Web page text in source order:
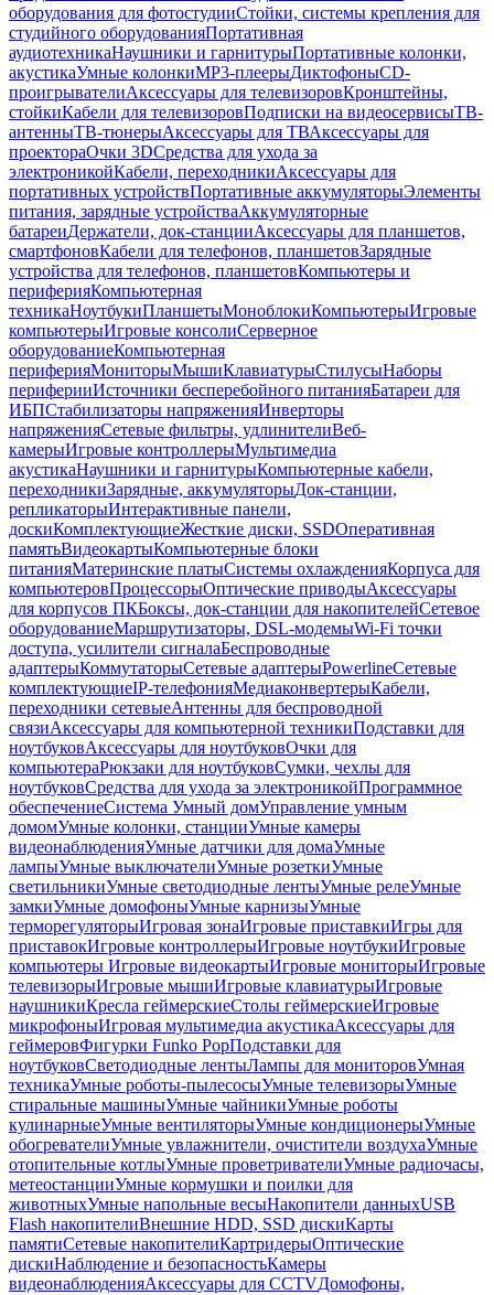
оборудования для фотостудииСтойки, системы крепления для
студийного оборудованияПортативная
аудиотехникаНаушники и гарнитурыПортативные колонки,
акустикаУмные колонкиMP3-плеерыДиктофоныCD-
проигрывателиАксессуары для телевизоровКронштейны,
стойкиКабели для телевизоровПодписки на видеосервисыТВ-
антенныТВ-тюнерыАксессуары для ТВАксессуары для
проектораОчки 3DСредства для ухода за
электроникойКабели, переходникиАксессуары для
портативных устройствПортативные аккумуляторыЭлементы
питания, зарядные устройстваАккумуляторные
батареиДержатели, док-станцииАксессуары для планшетов,
смартфоновКабели для телефонов, планшетовЗарядные
устройства для телефонов, планшетовКомпьютеры и
периферияКомпьютерная
техникаНоутбукиПланшетыМоноблокиКомпьютерыИгровые
компьютерыИгровые консолиСерверное
оборудованиеКомпьютерная
периферияМониторыМышиКлавиатурыСтилусыНаборы
периферииИсточники бесперебойного питанияБатареи для
ИБПСтабилизаторы напряженияИнверторы
напряженияСетевые фильтры, удлинителиВеб-
камерыИгровые контроллерыМультимедиа
акустикаНаушники и гарнитурыКомпьютерные кабели,
переходникиЗарядные, аккумуляторыДок-станции,
репликаторыИнтерактивные панели,
доскиКомплектующиеЖесткие диски, SSDОперативная
памятьВидеокартыКомпьютерные блоки
питанияМатеринские платыСистемы охлажденияКорпуса для
компьютеровПроцессорыОптические приводыАксессуары
для корпусов ПКБоксы, док-станции для накопителейСетевое
оборудованиеМаршрутизаторы, DSL-модемыWi-Fi точки
доступа, усилители сигналаБеспроводные
адаптерыКоммутаторыСетевые адаптерыPowerlineСетевые
комплектующиеIP-телефонияМедиаконвертерыКабели,
переходники сетевыеАнтенны для беспроводной
связиАксессуары для компьютерной техникиПодставки для
ноутбуковАксессуары для ноутбуковОчки для
компьютераРюкзаки для ноутбуковСумки, чехлы для
ноутбуковСредства для ухода за электроникойПрограммное
обеспечениеСистема Умный домУправление умным
домомУмные колонки, станцииУмные камеры
видеонаблюденияУмные датчики для домаУмные
лампыУмные выключателиУмные розеткиУмные
светильникиУмные светодиодные лентыУмные релеУмные
замкиУмные домофоныУмные карнизыУмные
терморегуляторыИгровая зонаИгровые приставкиИгры для
приставокИгровые контроллерыИгровые ноутбукиИгровые
компьютеры Игровые видеокартыИгровые мониторыИгровые
телевизорыИгровые мышиИгровые клавиатурыИгровые
наушникиКресла геймерскиеСтолы геймерскиеИгровые
микрофоныИгровая мультимедиа акустикаАксессуары для
геймеровФигурки Funko PopПодставки для
ноутбуковСветодиодные лентыЛампы для мониторовУмная
техникаУмные роботы-пылесосыУмные телевизорыУмные
стиральные машиныУмные чайникиУмные роботы
кулинарныеУмные вентиляторыУмные кондиционерыУмные
обогревателиУмные увлажнители, очистители воздухаУмные
отопительные котлыУмные проветривателиУмные радиочасы,
метеостанцииУмные кормушки и поилки для
животныхУмные напольные весыНакопители данныхUSB
Flash накопителиВнешние HDD, SSD дискиКарты
памятиСетевые накопителиКартридерыОптические
дискиНаблюдение и безопасностьКамеры
видеонаблюденияАксессуары для CCTVДомофоны,